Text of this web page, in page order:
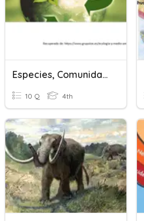
Especies, Comunidades Y Ecosistemas
10 Q 4th